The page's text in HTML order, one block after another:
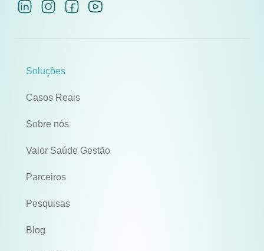
Soluções
Casos Reais
Sobre nós
Valor Saúde Gestão
Parceiros
Pesquisas
Blog